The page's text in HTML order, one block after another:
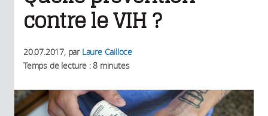
contre le VIH ?
20.07.2017, par Laure Cailloce
Temps de lecture : 8 minutes